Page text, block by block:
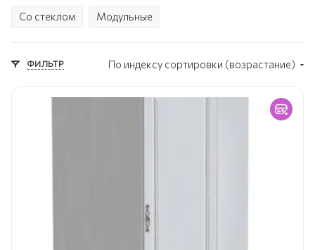
Со стеклом Модульные
ФИЛЬТР По индексу сортировки (возрастание)